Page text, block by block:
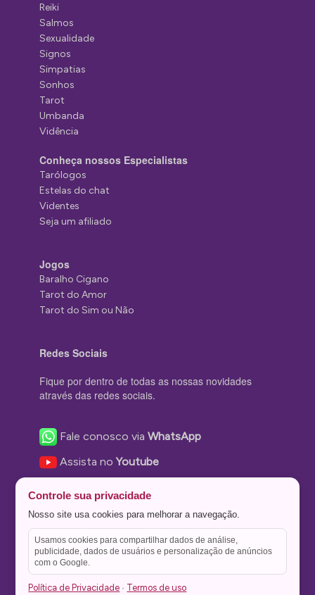
Reiki
Salmos
Sexualidade
Signos
Simpatias
Sonhos
Tarot
Umbanda
Vidência
Conheça nossos Especialistas
Tarólogos
Estelas do chat
Videntes
Seja um afiliado
Jogos
Baralho Cigano
Tarot do Amor
Tarot do Sim ou Não
Redes Sociais
Fique por dentro de todas as nossas novidades
através das redes sociais.
Fale conosco viaWhatsApp
Assista noYoutube
Nos siga no Instagram
Nos siga noTwitter
Salve no
Controle sua privacidade
Nosso site usa cookies para melhorar a navegação.
Usamos cookies para compartilhar dados de análise,
publicidade, dados de usuários e personalização de anúncios
com o Google.
Política de Privacidade · Termos de uso